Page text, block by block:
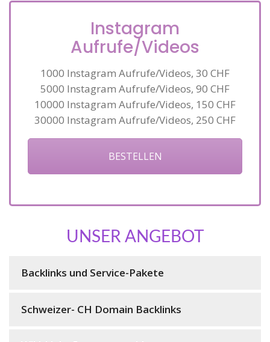
Instagram
Aufrufe/Videos
1000 Instagram Aufrufe/Videos, 30 CHF
5000 Instagram Aufrufe/Videos, 90 CHF
10000 Instagram Aufrufe/Videos, 150 CHF
30000 Instagram Aufrufe/Videos, 250 CHF
BESTELLEN
UNSER ANGEBOT
Backlinks und Service-Pakete
Schweizer- CH Domain Backlinks